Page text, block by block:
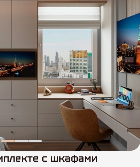
с шкафами